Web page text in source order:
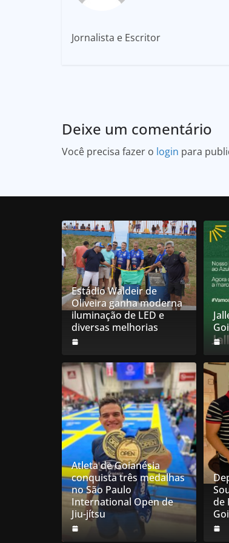
Jornalista e Escritor
Deixe um comentário
Você precisa fazer o login para
Estádio Waldeir de
Oliveira ganha moderna
iluminação de LED e
diversas melhorias
Atleta de Goianésia
conquista três medalhas
no São Paulo
International Open de
Jiu-jítsu
de